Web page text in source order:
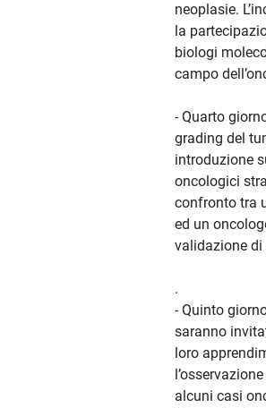
neoplasie.
la
biologi
campo
- Quarto
grading del
introduzione
oncologici
confronto tra
ed un
validazione di
.
- Quinto
saranno
loro
alcuni casi